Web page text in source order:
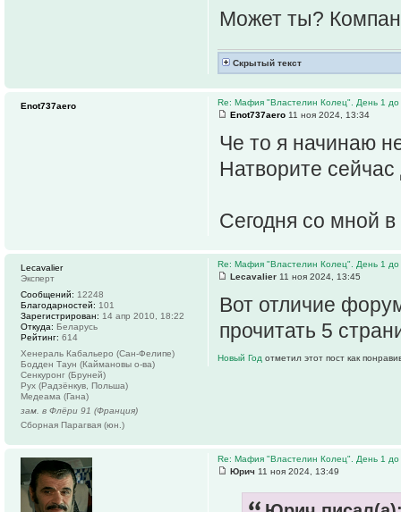
Может ты?
Скрытый текст
Re: Мафия "Властелин Колец". День 1 до
Enot737aero 11 ноя 2024, 13:34
Че то я начинаю
Натворите сейчас
Сегодня со мной
Enot737aero
Re: Мафия "Властелин Колец". День 1 до
Lecavalier 11 ноя 2024, 13:45
Вот отличие
прочитать 5
Новый Год отметил этот пост как
Lecavalier
Эксперт
Сообщений: 12248
Благодарностей: 101
Зарегистрирован: 14 апр 2010, 18:22
Откуда: Беларусь
Рейтинг: 614
Хенераль Кабальеро (Сан-Фелипе)
Бодден Таун (Каймановы о-ва)
Сенкуронг (Бруней)
Рух (Радзёнкув, Польша)
Медеама (Гана)
зам. в Флёри 91 (Франция)
Сборная Парагвая (юн.)
Re: Мафия "Властелин Колец". День 1 до
Юрич 11 ноя 2024, 13:49